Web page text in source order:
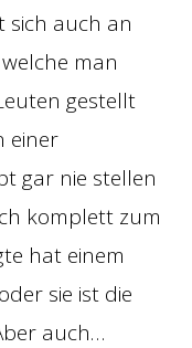
sich auch an
man
gestellt
einer
gar nie stellen
komplett zum
hat einem
sie ist die
auch…